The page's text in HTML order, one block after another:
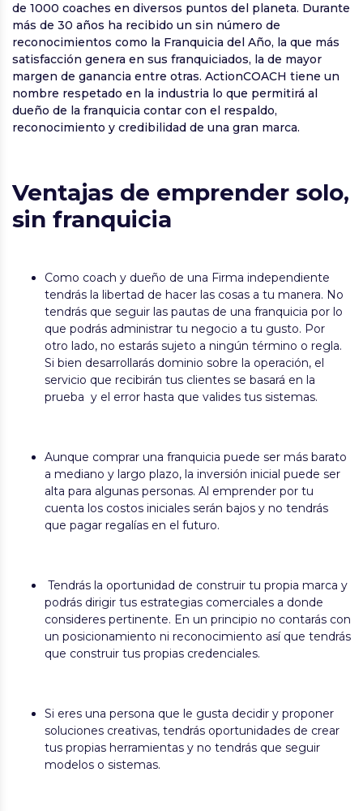
de 1000 coaches en diversos puntos del planeta. Durante
más de 30 años ha recibido un sin número de
reconocimientos como la Franquicia del Año, la que más
satisfacción genera en sus franquiciados, la de mayor
margen de ganancia entre otras. ActionCOACH tiene un
nombre respetado en la industria lo que permitirá al
dueño de la franquicia contar con el respaldo,
reconocimiento y credibilidad de una gran marca.
Ventajas de emprender solo,
sin franquicia
Como coach y dueño de una Firma independiente
tendrás la libertad de hacer las cosas a tu manera. No
tendrás que seguir las pautas de una franquicia por lo
que podrás administrar tu negocio a tu gusto. Por
otro lado, no estarás sujeto a ningún término o regla.
Si bien desarrollarás dominio sobre la operación, el
servicio que recibirán tus clientes se basará en la
prueba y el error hasta que valides tus sistemas.
Aunque comprar una franquicia puede ser más barato
a mediano y largo plazo, la inversión inicial puede ser
alta para algunas personas. Al emprender por tu
cuenta los costos iniciales serán bajos y no tendrás
que pagar regalías en el futuro.
Tendrás la oportunidad de construir tu propia marca y
podrás dirigir tus estrategias comerciales a donde
consideres pertinente. En un principio no contarás con
un posicionamiento ni reconocimiento así que tendrás
que construir tus propias credenciales.
Si eres una persona que le gusta decidir y proponer
soluciones creativas, tendrás oportunidades de crear
tus propias herramientas y no tendrás que seguir
modelos o sistemas.